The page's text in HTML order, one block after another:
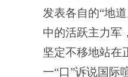
发表各自的“地
中的活跃主力军
坚定不移地站在
一“口”诉说国际